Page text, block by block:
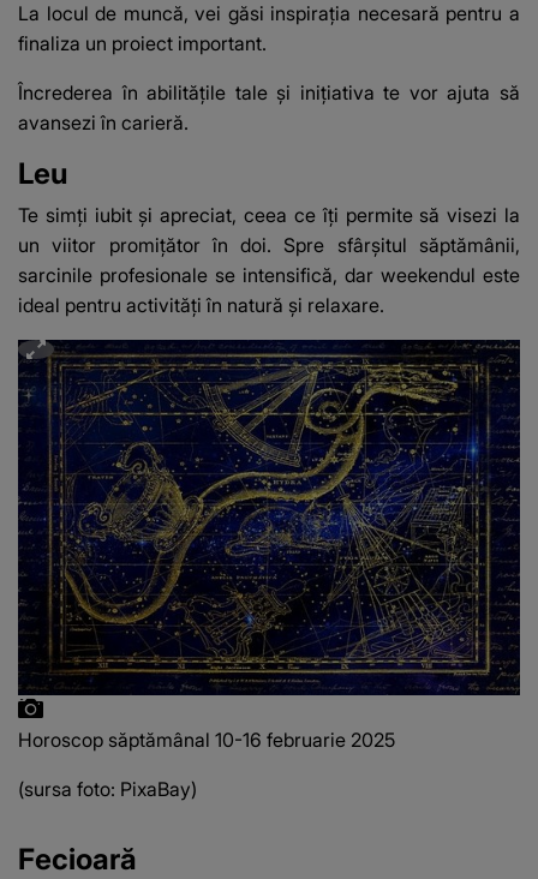
La locul de muncă, vei găsi inspirația necesară pentru a
finaliza un proiect important.
Încrederea în abilitățile tale și inițiativa te vor ajuta să
avansezi în carieră.
Leu
Te simți iubit și apreciat, ceea ce îți permite să visezi la
un viitor promițător în doi. Spre sfârșitul săptămânii,
sarcinile profesionale se intensifică, dar weekendul este
ideal pentru activități în natură și relaxare.
Horoscop săptămânal 10-16 februarie 2025
(sursa foto: PixaBay)
Fecioară